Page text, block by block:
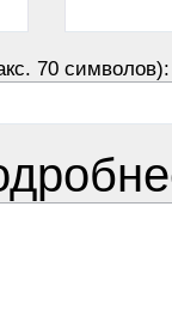
70 символов):